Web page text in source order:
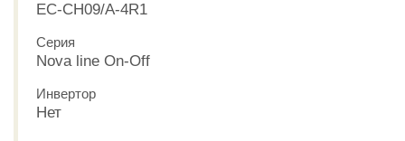
EC-CH09/A-4R1
Серия
Nova line On-Off
Инвертор
Нет